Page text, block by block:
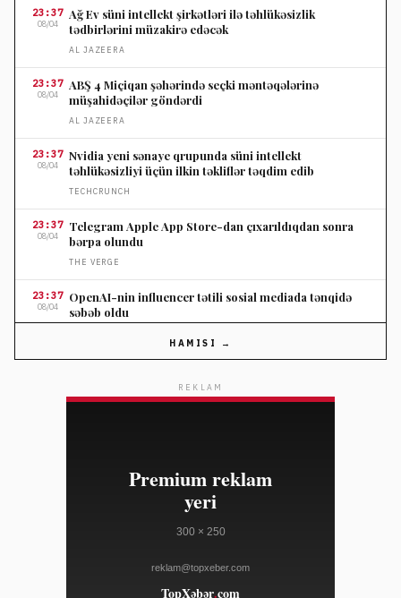
23:37
08/04
Ağ Ev süni intellekt şirkətləri ilə təhlükəsizlik
tədbirlərini müzakirə edəcək
AL JAZEERA
23:37
08/04
ABŞ 4 Miçiqan şəhərində seçki məntəqələrinə
müşahidəçilər göndərdi
AL JAZEERA
23:37
08/04
Nvidia yeni sənaye qrupunda süni intellekt
təhlükəsizliyi üçün ilkin təkliflər təqdim edib
TECHCRUNCH
23:37
08/04
Telegram Apple App Store-dan çıxarıldıqdan sonra
bərpa olundu
THE VERGE
23:37
08/04
OpenAI-nin influencer tətili sosial mediada tənqidə
səbəb oldu
ELLE
Marko Rubio Hörmüz Boğazında Gömrük Sazişi üzrə
irəliləyişdən xəbər verib
mürəkkəb edə bilər
HAMISI →
REKLAM